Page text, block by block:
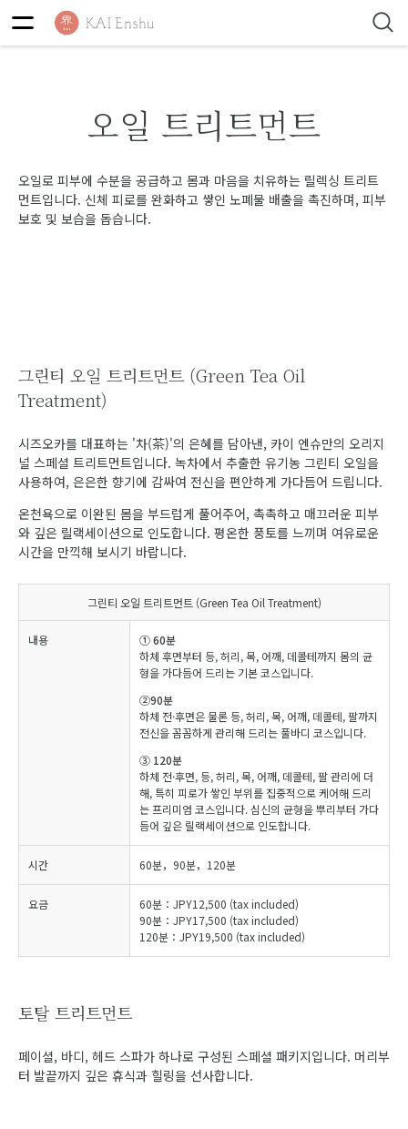
오일 트리트먼트
오일로 피부에 수분을 공급하고 몸과 마음을 치유하는 릴렉싱 트리트
먼트입니다. 신체 피로를 완화하고 쌓인 노폐물 배출을 촉진하며, 피부
보호 및 보습을 돕습니다.
그린티 오일 트리트먼트 (Green Tea Oil
Treatment)
시즈오카를 대표하는 '차(茶)'의 은혜를 담아낸, 카이 엔슈만의 오리지
널 스페셜 트리트먼트입니다. 녹차에서 추출한 유기농 그린티 오일을
사용하여, 은은한 향기에 감싸여 전신을 편안하게 가다듬어 드립니다.
온천욕으로 이완된 몸을 부드럽게 풀어주어, 촉촉하고 매끄러운 피부
와 깊은 릴랙세이션으로 인도합니다. 평온한 풍토를 느끼며 여유로운
시간을 만끽해 보시기 바랍니다.
그린티 오일 트리트먼트 (Green Tea Oil Treatment)
내용
① 60분
하체 후면부터 등, 허리, 목, 어깨, 데콜테까지 몸의 균
형을 가다듬어 드리는 기본 코스입니다.
②90분
하체 전·후면은 물론 등, 허리, 목, 어깨, 데콜테, 팔까지
전신을 꼼꼼하게 관리해 드리는 풀바디 코스입니다.
③ 120분
하체 전·후면, 등, 허리, 목, 어깨, 데콜테, 팔 관리에 더
해, 특히 피로가 쌓인 부위를 집중적으로 케어해 드리
는 프리미엄 코스입니다. 심신의 균형을 뿌리부터 가다
듬어 깊은 릴랙세이션으로 인도합니다.
시간 60분，90분，120분
요금
60분：JPY12,500 (tax included)
90분：JPY17,500 (tax included)
120분：JPY19,500 (tax included)
토탈 트리트먼트
페이셜, 바디, 헤드 스파가 하나로 구성된 스페셜 패키지입니다. 머리부
터 발끝까지 깊은 휴식과 힐링을 선사합니다.